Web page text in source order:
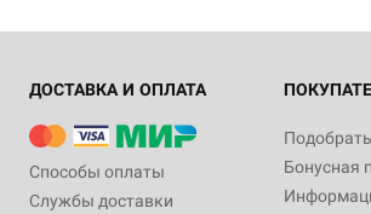
ДОСТАВКА И ОПЛАТА
Способы оплаты
Службы доставки
Бонусная